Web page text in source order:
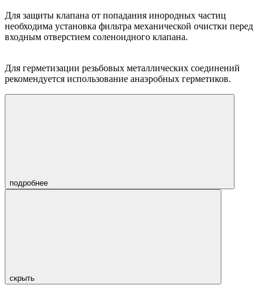
Для защиты клапана от попадания инородных частиц
необходима установка фильтра механической очистки перед
входным отверстием соленоидного клапана.
Для герметизации резьбовых металлических соединений
рекомендуется использование анаэробных герметиков.
подробнее
скрыть